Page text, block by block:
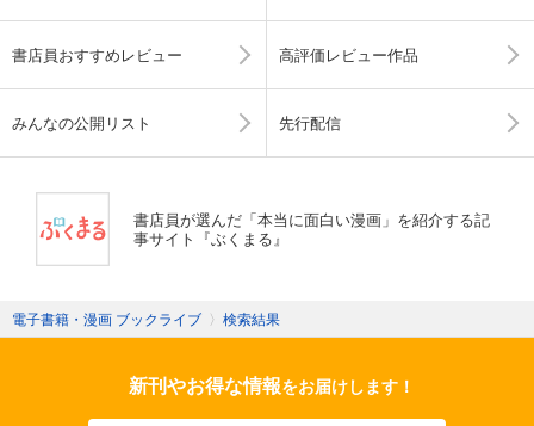
書店員おすすめレビュー 高評価レビュー作品
みんなの公開リスト 先行配信
書店員が選んだ「本当に面白い漫画」を紹介する記
事サイト『ぶくまる』
電子書籍・漫画 ブックライブ 〉 検索結果
新刊やお得な情報をお届けします！